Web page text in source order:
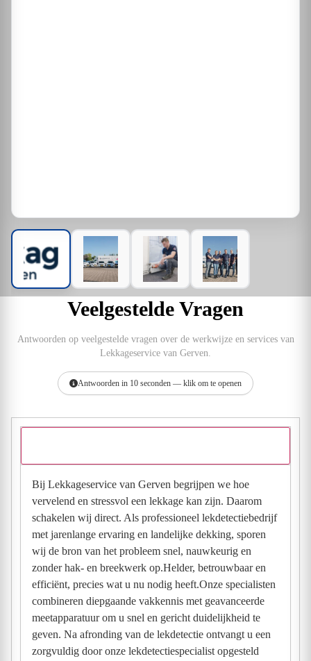
Veelgestelde Vragen
Antwoorden op veelgestelde vragen over de werkwijze en services van
Lekkageservice van Gerven.
Antwoorden in 10 seconden — klik om te openen
Bij Lekkageservice van Gerven begrijpen we hoe
vervelend en stressvol een lekkage kan zijn. Daarom
schakelen wij direct. Als professioneel lekdetectiebedrijf
met jarenlange ervaring en landelijke dekking, sporen
wij de bron van het probleem snel, nauwkeurig en
zonder hak- en breekwerk op.Helder, betrouwbaar en
efficiënt, precies wat u nu nodig heeft.Onze specialisten
combineren diepgaande vakkennis met geavanceerde
meetapparatuur om u snel en gericht duidelijkheid te
geven. Na afronding van de lekdetectie ontvangt u een
zorgvuldig door onze lekdetectiespecialist opgesteld